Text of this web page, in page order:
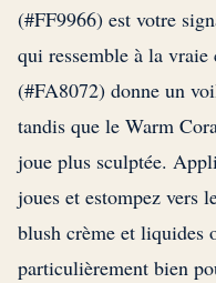
(#FF9966) est votre
qui ressemble à la
(#FA8072) donne un
tandis que le Warm
joue plus sculptée.
joues et estompez vers
blush crème et liquides
particulièrement bien